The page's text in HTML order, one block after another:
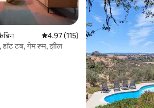
औसत रेटिंग 5 में से 4.97, 115 समीक्षाएँ
4.97 (115)
हॉट टब, गेम रूम, झील